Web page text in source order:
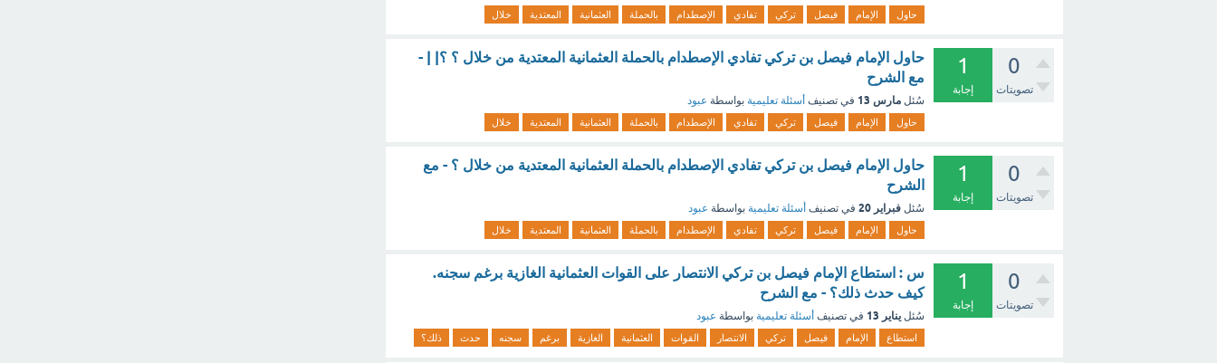
حاول الإمام فيصل تركي تفادي الإصطدام بالحملة العثمانية المعتدية خلال
0
تصويتات
1
إجابة
حاول الإمام فيصل بن تركي تفادي الإصطدام بالحملة العثمانية المعتدية من خلال ؟ ؟| | -
مع الشرح
سُئل مارس 13 في تصنيف أسئلة تعليمية بواسطة عبود
حاول الإمام فيصل تركي تفادي الإصطدام بالحملة العثمانية المعتدية خلال
0
تصويتات
1
إجابة
حاول الإمام فيصل بن تركي تفادي الإصطدام بالحملة العثمانية المعتدية من خلال ؟ - مع
الشرح
سُئل فبراير 20 في تصنيف أسئلة تعليمية بواسطة عبود
حاول الإمام فيصل تركي تفادي الإصطدام بالحملة العثمانية المعتدية خلال
0
تصويتات
1
إجابة
س : استطاع الإمام فيصل بن تركي الانتصار على القوات العثمانية الغازية برغم سجنه.
كيف حدث ذلك؟ - مع الشرح
سُئل يناير 13 في تصنيف أسئلة تعليمية بواسطة عبود
استطاع الإمام فيصل تركي الانتصار القوات العثمانية الغازية برغم سجنه حدث ذلك؟